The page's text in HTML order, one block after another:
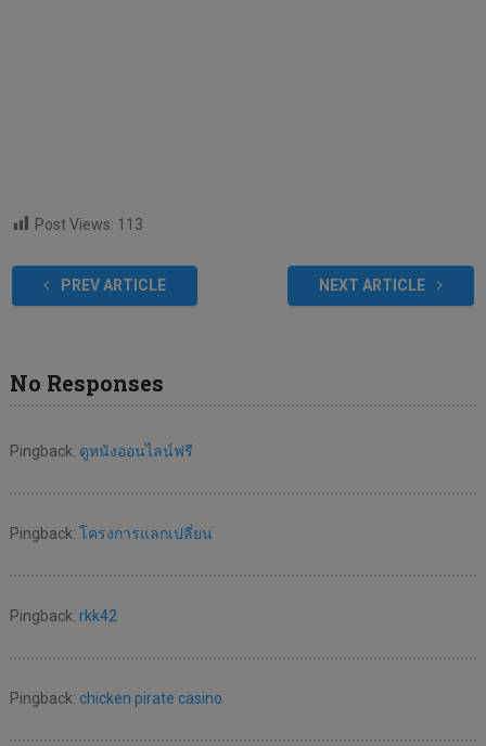
Post Views: 113
PREV ARTICLE NEXT ARTICLE
No Responses
Pingback: ดูหนังออนไลน์ฟรี
Pingback: โครงการแลกเปลี่ยน
Pingback: rkk42
Pingback: chicken pirate casino